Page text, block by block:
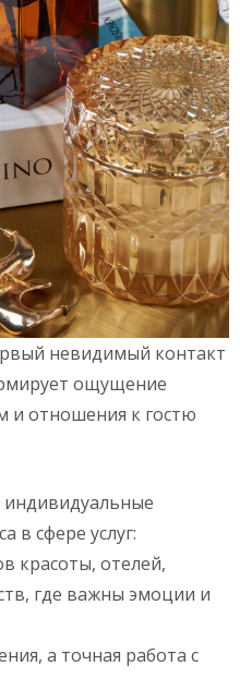
невидимый контакт
ощущение
и отношения к гостю
индивидуальные
в сфере услуг:
красоты, отелей,
где важны эмоции и
а точная работа с